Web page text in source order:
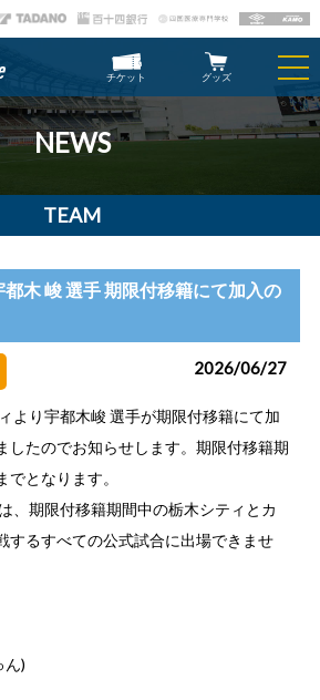
チケット グッズ
NEWS
TEAM
木 峻 選手 期限付移籍にて加入の
2026/06/27
より宇都木峻 選手が期限付移籍にて加
したのでお知らせします。期限付移籍期
となります。
、期限付移籍期間中の栃木シティとカ
するすべての公式試合に出場できませ
ん)